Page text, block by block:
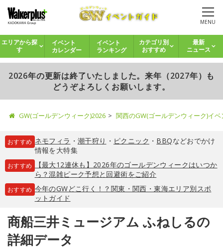
MENU
エリアから探
す
イベント
カレンダー
イベント
ランキング
カテゴリ別
おすすめ
最新
ニュース
2026年の更新は終了いたしました。来年（2027年）も
どうぞよろしくお願いします。
GW(ゴールデンウィーク)2026 関西のGW(ゴールデンウィーク)イ
おすすめ ネモフィラ ・ 潮干狩り ・ ピクニック ・ BBQなどおでかけ
情報を大特集
おすすめ
【最大12連休も】2026年のゴールデンウィークはいつか
ら？混雑ピーク予想と回避術をご紹介
おすすめ 今年のGWどこ行く！？関東・関西・東海エリア別スポ
ットガイド
商船三井ミュージアム ふねしるの
詳細データ